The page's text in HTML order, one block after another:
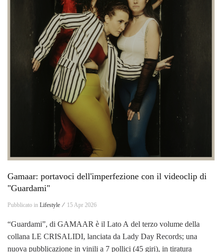
Gamaar: portavoci dell'imperfezione con il videoclip di
"Guardami"
Pubblicato in Lifestyle ⁄ 15 Apr 2026
“Guardami”, di GAMAAR è il Lato A del terzo volume della
collana LE CRISALIDI, lanciata da Lady Day Records; una
nuova pubblicazione in vinili a 7 pollici (45 giri), in tiratura